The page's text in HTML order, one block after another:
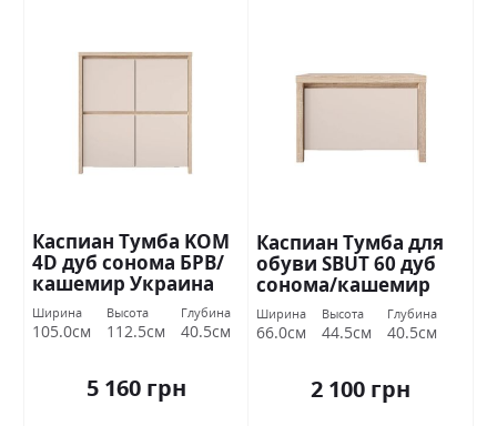
Каспиан Тумба KOM
4D дуб сонома БРВ/
кашемир Украина
Ширина
105.0см
Высота
112.5см
Глубина
40.5см
5 160 грн
Каспиан Тумба для
обуви SBUT 60 дуб
сонома/кашемир
БРВ Украина
Ширина
66.0см
Высота
44.5см
Глубина
40.5см
2 100 грн